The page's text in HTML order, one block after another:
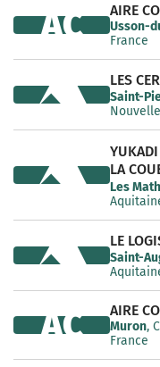
AIRE
Usson-
France
AC
LES
Saint-
YUKADI
LA
Les
LE
Saint-
AIRE
Muron,
France
AC